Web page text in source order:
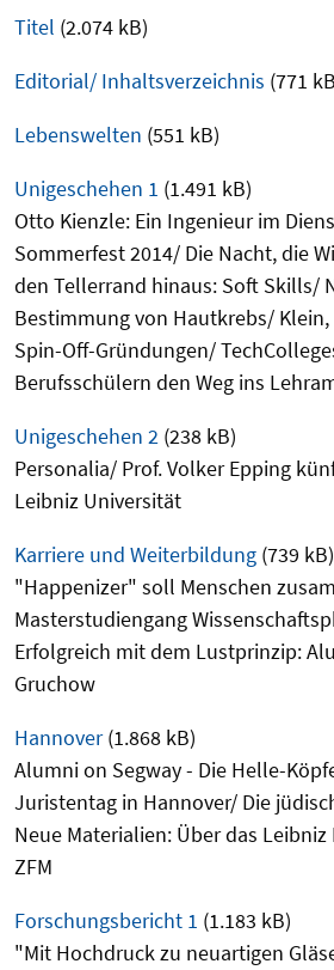
Titel (2.074 kB)
Editorial/ Inhaltsverzeichnis (771
Lebenswelten (551 kB)
Unigeschehen 1 (1.491 kB)
Otto Kienzle: Ein Ingenieur im
Sommerfest 2014/ Die Nacht, die
den Tellerrand hinaus: Soft Skills/
Bestimmung von Hautkrebs/
Spin-Off-Gründungen/
Berufsschülern den Weg ins
Unigeschehen 2 (238 kB)
Personalia/ Prof. Volker Epping
Leibniz Universität
Karriere und Weiterbildung (739 kB)
"Happenizer" soll Menschen
Masterstudiengang
Erfolgreich mit dem Lustprinzip:
Gruchow
Hannover (1.868 kB)
Alumni on Segway - Die Helle-
Juristentag in Hannover/ Die
Neue Materialien: Über das
ZFM
Forschungsbericht 1 (1.183 kB)
"Mit Hochdruck zu neuartigen